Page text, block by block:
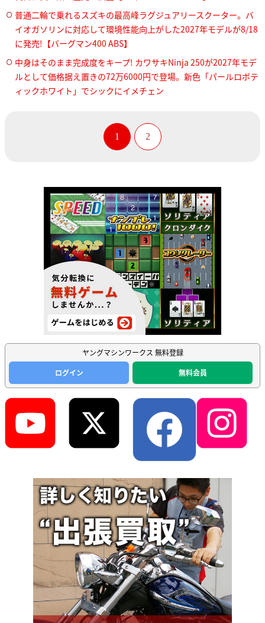
普通二輪で乗れるスズキの最高峰ラグジュアリースクーター。バ
イオガソリンに対応して環境性能向上がした2027年モデルが8/18
に発売!【バーグマン400 ABS】
中身はそのまま完成度をキープ! カワサキNinja 250が2027年モデ
ルとして価格据え置きの72万6000円で登場。新色「パールロボテ
ィックホワイト」でシックにイメチェン
1 2
ヤングマシンワークス 無料登録
ログイン
無料会員